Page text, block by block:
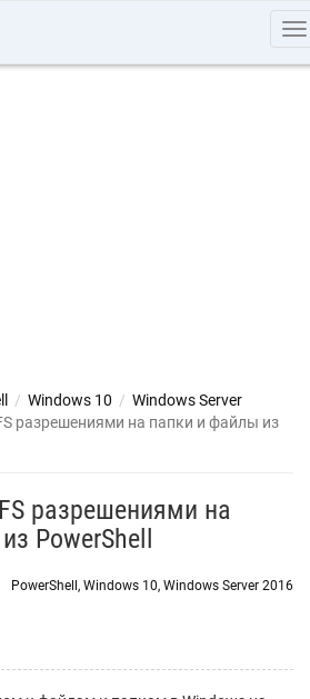
/ Windows 10 / Windows Server
разрешениями на папки и файлы из
разрешениями на
PowerShell
PowerShell , Windows 10, Windows Server 2016